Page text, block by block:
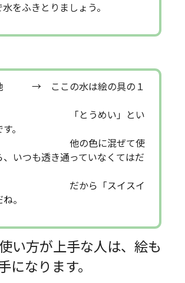
をふきとりましょう。
池 → ここの水は絵の具の１
うめい」とい
。
色に混ぜて使
、いつも透き通っていなくてはだ
ら「スイスイ
。
い方が上手な人は、絵も
になります。